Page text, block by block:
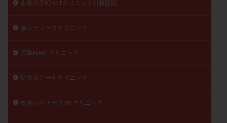
山形大手町ARTクリニック川越医院
峯レディースクリニック
広島HARTクリニック
明大前アートクリニック
松本レディースIVFクリニック